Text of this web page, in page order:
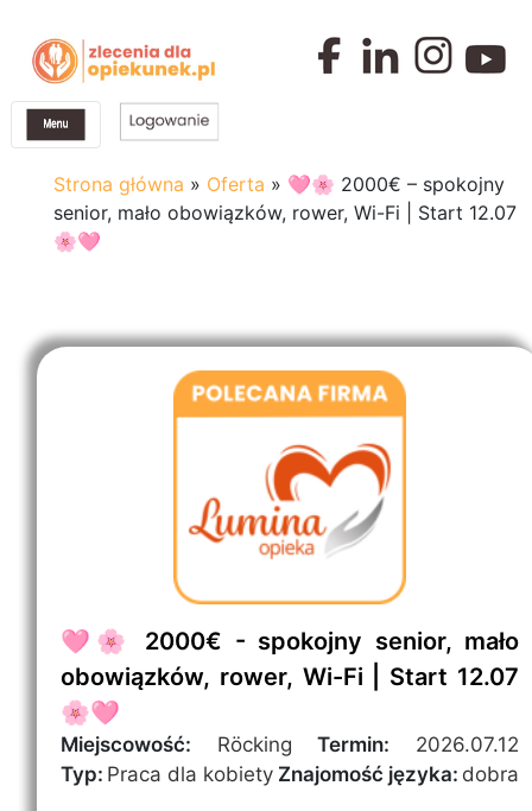
Strona główna » Oferta » 🩷🌸 2000€ – spokojny
senior, mało obowiązków, rower, Wi-Fi | Start 12.07
🌸🩷
🩷🌸 2000€ - spokojny senior, mało
obowiązków, rower, Wi-Fi | Start 12.07
🌸🩷
Miejscowość: Röcking Termin:
2026.07.12
Typ: Praca dla kobiety Znajomość języka: dobra